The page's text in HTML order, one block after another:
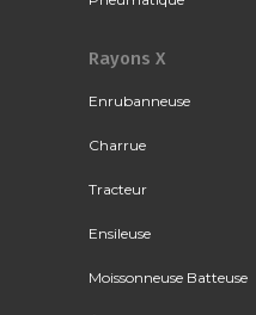
Rayons X
Enrubanneuse
Charrue
Tracteur
Ensileuse
Moissonneuse Batteuse